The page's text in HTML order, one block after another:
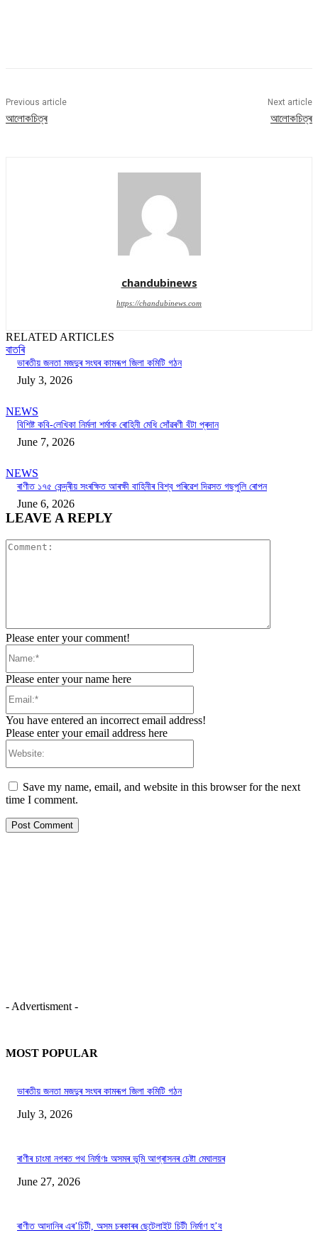
Previous article
আলোকচিত্ৰ
Next article
আলোকচিত্ৰ
chandubinews
https://chandubinews.com
RELATED ARTICLES
বাতৰি
ভাৰতীয় জনতা মজদুৰ সংঘৰ কামৰূপ জিলা কমিটি গঠন
July 3, 2026
NEWS
বিশিষ্ট কবি-লেখিকা নিৰ্মলা শৰ্মাক ৰোহিনী মেধি সোঁৱৰণী বঁটা প্ৰদান
June 7, 2026
NEWS
ৰাণীত ১৭৫ কেন্দ্ৰীয় সংৰক্ষিত আৰক্ষী বাহিনীৰ বিশ্ব পৰিৱেশ দিৱসত গছপুলি ৰোপন
June 6, 2026
LEAVE A REPLY
Please enter your comment!
Please enter your name here
You have entered an incorrect email address!
Please enter your email address here
Save my name, email, and website in this browser for the next
time I comment.
- Advertisment -
MOST POPULAR
ভাৰতীয় জনতা মজদুৰ সংঘৰ কামৰূপ জিলা কমিটি গঠন
July 3, 2026
ৰাণীৰ চাংমা নগৰত পথ নিৰ্মাণঃ অসমৰ ভূমি আগ্ৰাসনৰ চেষ্টা মেঘালয়ৰ
June 27, 2026
ৰাণীত আদানিৰ এৰ’চিটী, অসম চৰকাৰৰ ছেটেলাইট চিটী নিৰ্মাণ হ’ব